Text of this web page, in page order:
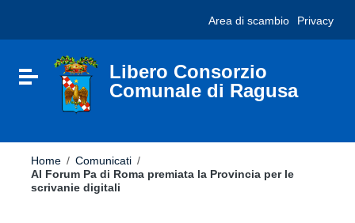
sito
include
Vai al footer
Area di scambio Privacy
Attiva / disattiva la navigazione
Libero Consorzio
Comunale di Ragusa
Home / Comunicati /
Al Forum Pa di Roma premiata la Provincia per le
scrivanie digitali